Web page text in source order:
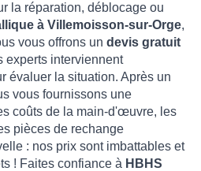
la réparation, déblocage ou
à Villemoisson-sur-Orge,
vous offrons un devis gratuit
experts interviennent
évaluer la situation. Après un
vous fournissons une
coûts de la main-d'œuvre, les
pièces de rechange
: nos prix sont imbattables et
! Faites confiance à HBHS